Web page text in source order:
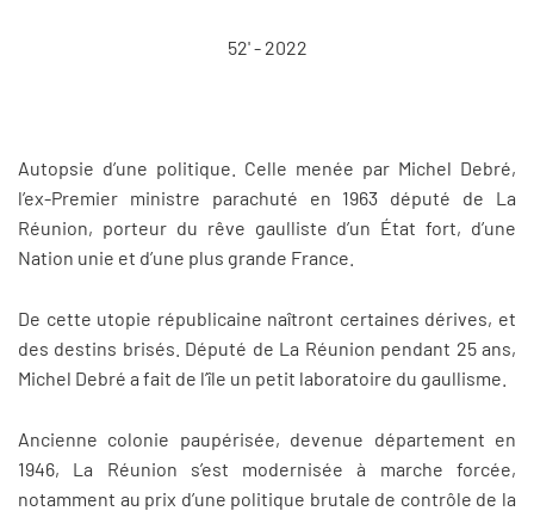
52' - 2022
Autopsie d’une politique. Celle menée par Michel Debré,
l’ex-Premier ministre parachuté en 1963 député de La
Réunion, porteur du rêve gaulliste d’un État fort, d’une
Nation unie et d’une plus grande France.
De cette utopie républicaine naîtront certaines dérives, et
des destins brisés. Député de La Réunion pendant 25 ans,
Michel Debré a fait de l’île un petit laboratoire du gaullisme.
Ancienne colonie paupérisée, devenue département en
1946, La Réunion s’est modernisée à marche forcée,
notamment au prix d’une politique brutale de contrôle de la